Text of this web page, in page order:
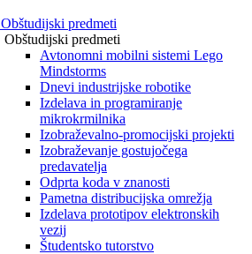
Obštudijski predmeti
Obštudijski predmeti
Avtonomni mobilni sistemi Lego
Mindstorms
Dnevi industrijske robotike
Izdelava in programiranje
mikrokrmilnika
Izobraževalno-promocijski projekti
Izobraževanje gostujočega
predavatelja
Odprta koda v znanosti
Pametna distribucijska omrežja
Izdelava prototipov elektronskih
vezij
Študentsko tutorstvo